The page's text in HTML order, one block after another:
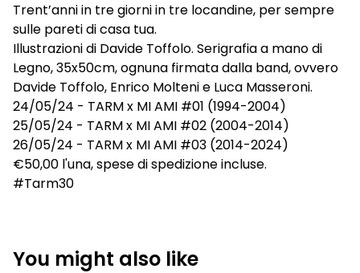
Trent’anni in tre giorni in tre locandine, per sempre
sulle pareti di casa tua.
Illustrazioni di Davide Toffolo. Serigrafia a mano di
Legno, 35x50cm, ognuna firmata dalla band, ovvero
Davide Toffolo, Enrico Molteni e Luca Masseroni.
24/05/24 - TARM x MI AMI #01 (1994-2004)
25/05/24 - TARM x MI AMI #02 (2004-2014)
26/05/24 - TARM x MI AMI #03 (2014-2024)
€50,00 l'una, spese di spedizione incluse.
#Tarm30
You might also like